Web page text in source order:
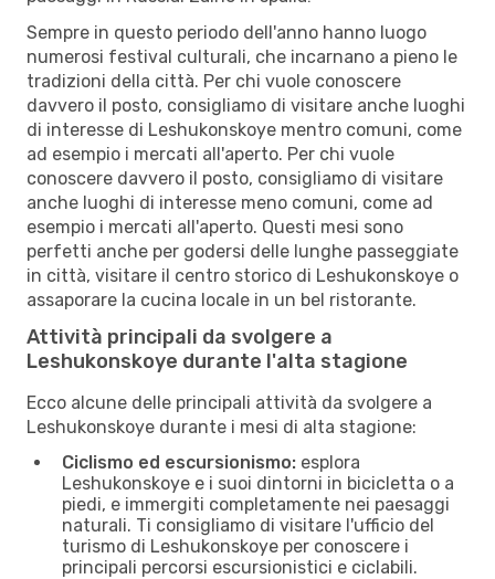
Sempre in questo periodo dell'anno hanno luogo
numerosi festival culturali, che incarnano a pieno le
tradizioni della città. Per chi vuole conoscere
davvero il posto, consigliamo di visitare anche luoghi
di interesse di Leshukonskoye mentro comuni, come
ad esempio i mercati all'aperto. Per chi vuole
conoscere davvero il posto, consigliamo di visitare
anche luoghi di interesse meno comuni, come ad
esempio i mercati all'aperto. Questi mesi sono
perfetti anche per godersi delle lunghe passeggiate
in città, visitare il centro storico di Leshukonskoye o
assaporare la cucina locale in un bel ristorante.
Attività principali da svolgere a
Leshukonskoye durante l'alta stagione
Ecco alcune delle principali attività da svolgere a
Leshukonskoye durante i mesi di alta stagione:
Ciclismo ed escursionismo: esplora
Leshukonskoye e i suoi dintorni in bicicletta o a
piedi, e immergiti completamente nei paesaggi
naturali. Ti consigliamo di visitare l'ufficio del
turismo di Leshukonskoye per conoscere i
principali percorsi escursionistici e ciclabili.